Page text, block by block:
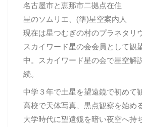
名古屋市と恵那市二拠点在住
星のソムリエ、(準)星空案内人
現在は星つむぎの村のプラネタリ
スカイワード星の会会員として観
中。スカイワード星の会で星空解
続。
中学３年で土星を望遠鏡で初めて
高校で天体写真、黒点観察を始め
大学時代に望遠鏡を暗い夜空へ持